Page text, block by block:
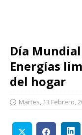
Día
Energías
del hogar
Martes, 13 Febrero,